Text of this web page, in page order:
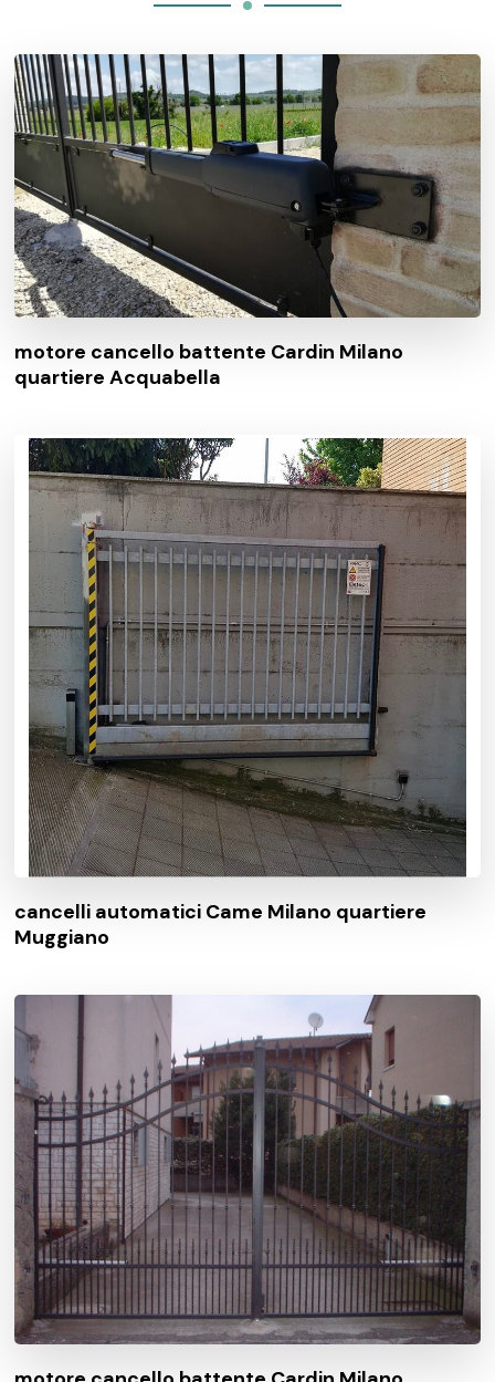
motore cancello battente Cardin Milano
quartiere Acquabella
cancelli automatici Came Milano quartiere
Muggiano